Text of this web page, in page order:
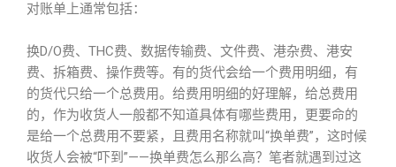
对账单上通常包括：
换D/O费、THC费、数据传输费、文件费、港杂费、港安
费、拆箱费、操作费等。有的货代会给一个费用明细，有
的货代只给一个总费用。给费用明细的好理解，给总费用
的，作为收货人一般都不知道具体有哪些费用，更要命的
是给一个总费用不要紧，且费用名称就叫“换单费”，这时候
收货人会被“吓到”——换单费怎么那么高？笔者就遇到过这